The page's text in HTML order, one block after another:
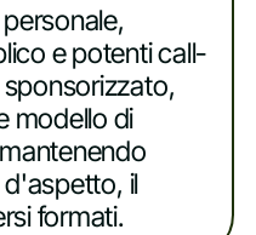
e potenti call-
modello di
il
formati.